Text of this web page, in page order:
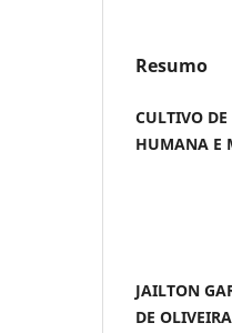
Resumo
CULTIVO
HUMANA E
JAILTON
DE